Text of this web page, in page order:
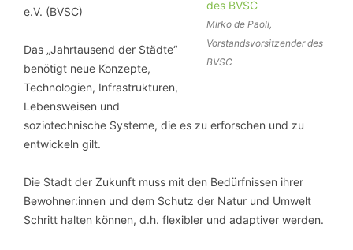
Mirko de Paoli,
Vorstandsvorsitzender des
BVSC
e.V. (BVSC)
Das „Jahrtausend der Städte“
benötigt neue Konzepte,
Technologien, Infrastrukturen,
Lebensweisen und
soziotechnische Systeme, die es zu erforschen und zu
entwickeln gilt.
Die Stadt der Zukunft muss mit den Bedürfnissen ihrer
Bewohner:innen und dem Schutz der Natur und Umwelt
Schritt halten können, d.h. flexibler und adaptiver werden.